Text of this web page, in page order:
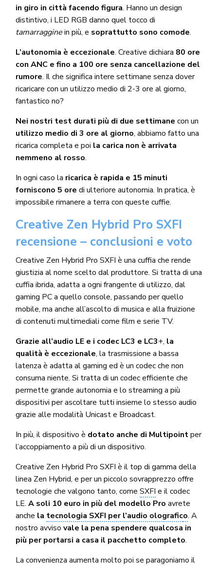
in giro in città facendo figura. Hanno un design
distintivo, i LED RGB danno quel tocco di
tamarragginein più, e soprattutto sono comode.
L’autonomia è eccezionale. Creative dichiara 80 ore
con ANC e fino a 100 ore senza cancellazione del
rumore. Il che significa intere settimane senza dover
ricaricare con un utilizzo medio di 2-3 ore al giorno,
fantastico no?
Nei nostri test durati più di due settimane con un
utilizzo medio di 3 ore al giorno, abbiamo fatto una
ricarica completa e poi la carica non è arrivata
nemmeno al rosso.
In ogni caso la ricarica è rapida e 15 minuti
forniscono 5 ore di ulteriore autonomia. In pratica, è
impossibile rimanere a terra con queste cuffie.
Creative Zen Hybrid Pro SXFI
recensione – conclusioni e voto
Creative Zen Hybrid Pro SXFI è una cuffia che rende
giustizia al nome scelto dal produttore. Si tratta di una
cuffia ibrida, adatta a ogni frangente di utilizzo, dal
gaming PC a quello console, passando per quello
mobile, ma anche all’ascolto di musica e alla fruizione
di contenuti multimediali come film e serie TV.
Grazie all’audio LE e i codec LC3 e LC3+, la
qualità è eccezionale, la trasmissione a bassa
latenza è adatta al gaming ed è un codec che non
consuma niente. Si tratta di un codec efficiente che
permette grande autonomia e lo streaming a più
dispositivi per ascoltare tutti insieme lo stesso audio
grazie alle modalità Unicast e Broadcast.
In più, il dispositivo è dotato anche di Multipointper
l’accoppiamento a più di un dispositivo.
Creative Zen Hybrid Pro SXFI è il top di gamma della
linea Zen Hybrid, e per un piccolo sovrapprezzo offre
tecnologie che valgono tanto, comeSXFI e il codec
LE. A soli 10 euro in più del modello Pro avrete
anche la tecnologia SXFI per l’audio olografico. A
nostro avviso vale la pena spendere qualcosa in
più per portarsi a casa il pacchetto completo.
La convenienza aumenta molto poi se paragoniamo il